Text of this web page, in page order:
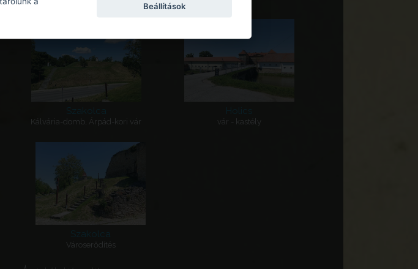
Szakolca
Kálvária-domb, Árpád-kori vár
Holics
vár - kastély
Szakolca
Városerődítés
Beállítások